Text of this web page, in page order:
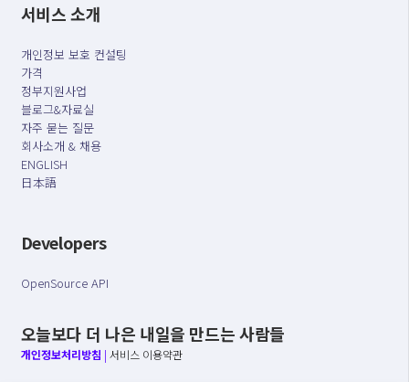
서비스 소개
개인정보 보호 컨설팅
가격
정부지원사업
블로그&자료실
자주 묻는 질문
회사소개 & 채용
ENGLISH
日本語
Developers
OpenSource API
오늘보다 더 나은 내일을 만드는 사람들
개인정보처리방침 | 서비스 이용약관